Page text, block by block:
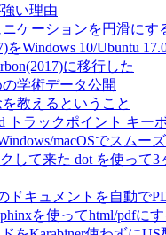
い理由
ケーションを円滑にす
をWindows 10/Ubuntu
に移行した
学術データ公開
教えるということ
トラックポイント キー
macOSでスムー
して来た dot を使って3
ドキュメントを自動で
を使ってhtml/pdfに